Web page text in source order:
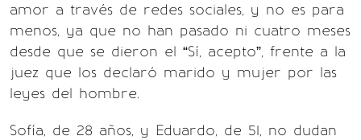
amor a través de redes sociales, y no es para
menos, ya que no han pasado ni cuatro meses
desde que se dieron el “Sí, acepto”, frente a la
juez que los declaró marido y mujer por las
leyes del hombre.
Sofía, de 28 años, y Eduardo, de 51, no dudan